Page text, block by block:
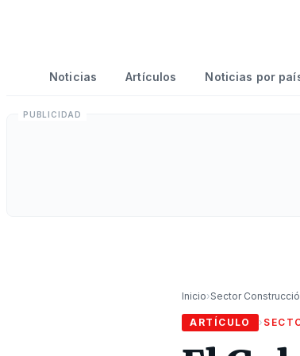
Noticias Artículos Noticias por
Inicio›Sector
ARTÍCULO ›